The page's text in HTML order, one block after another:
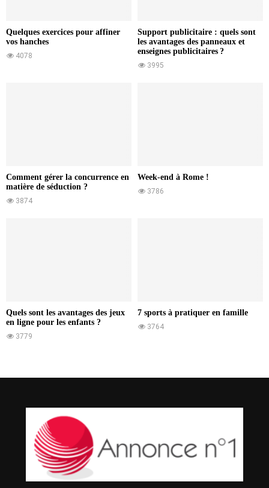
Quelques exercices pour affiner
vos hanches
4078
Support publicitaire : quels sont
les avantages des panneaux et
enseignes publicitaires ?
3995
Comment gérer la concurrence en
matière de séduction ?
3874
Week-end à Rome !
3786
Quels sont les avantages des jeux
en ligne pour les enfants ?
3779
7 sports à pratiquer en famille
3764